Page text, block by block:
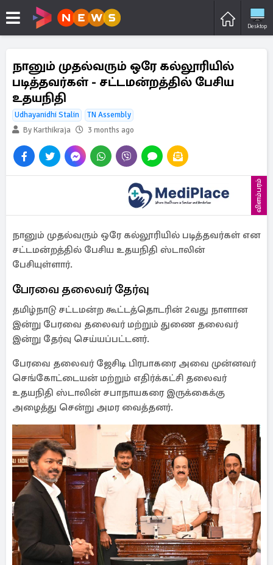
Desktop
நானும் முதல்வரும் ஒரே கல்லூரியில்
படித்தவர்கள் - சட்டமன்றத்தில் பேசிய
உதயநிதி
Udhayanidhi Stalin
TN Assembly
By Karthikraja
3 months ago
விளம்பரம்
நானும் முதல்வரும் ஒரே கல்லூரியில் படித்தவர்கள் என
சட்டமன்றத்தில் பேசிய உதயநிதி ஸ்டாலின்
பேசியுள்ளார்.
பேரவை தலைவர் தேர்வு
தமிழ்நாடு சட்டமன்ற கூட்டத்தொடரின் 2வது நாளான
இன்று பேரவை தலைவர் மற்றும் துணை தலைவர்
இன்று தேர்வு செய்யப்பட்டனர்.
பேரவை தலைவர் ஜேசிடி பிரபாகரை அவை முன்னவர்
செங்கோட்டையன் மற்றும் எதிர்க்கட்சி தலைவர்
உதயநிதி ஸ்டாலின் சபாநாயகரை இருக்கைக்கு
அழைத்து சென்று அமர வைத்தனர்.